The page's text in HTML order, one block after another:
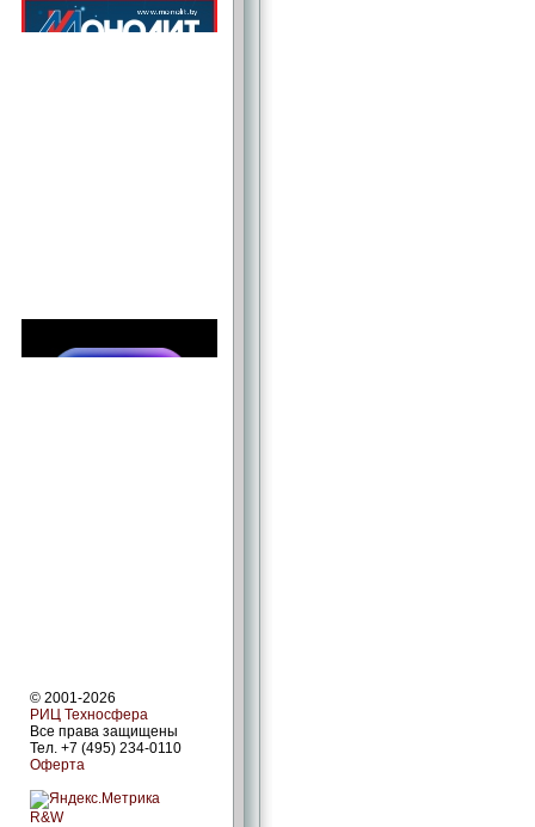
© 2001-2026
РИЦ Техносфера
Все права защищены
Тел. +7 (495) 234-0110
Оферта
R&W